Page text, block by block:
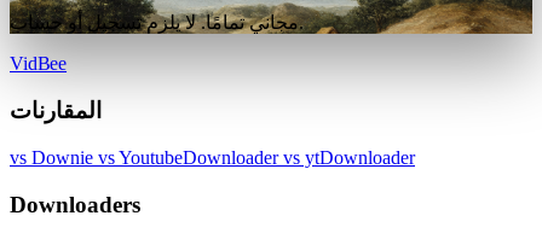
مجاني تمامًا. لا يلزم تسجيل أو حساب.
VidBee
المقارنات
vs Downie vs YoutubeDownloadervs ytDownloader
Downloaders